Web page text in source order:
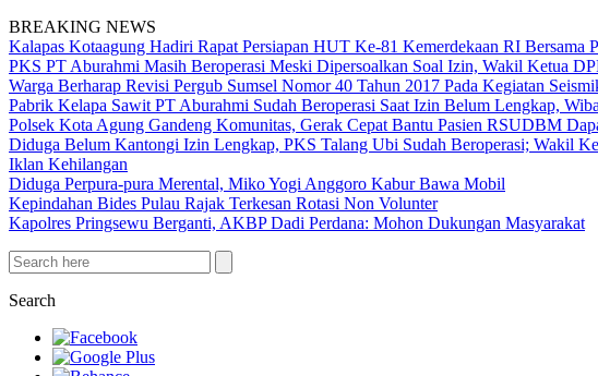
BREAKING NEWS
Kalapas Kotaagung Hadiri Rapat Persiapan HUT Ke-81 Kemerdekaan RI Bersama
PKS PT Aburahmi Masih Beroperasi Meski Dipersoalkan Soal Izin, Wakil Ketua
Warga Berharap Revisi Pergub Sumsel Nomor 40 Tahun 2017 Pada Kegiatan
Pabrik Kelapa Sawit PT Aburahmi Sudah Beroperasi Saat Izin Belum Lengkap,
Polsek Kota Agung Gandeng Komunitas, Gerak Cepat Bantu Pasien RSUDBM
Diduga Belum Kantongi Izin Lengkap, PKS Talang Ubi Sudah Beroperasi; Wakil
Iklan Kehilangan
Diduga Perpura-pura Merental, Miko Yogi Anggoro Kabur Bawa Mobil
Kepindahan Bides Pulau Rajak Terkesan Rotasi Non Volunter
Kapolres Pringsewu Berganti, AKBP Dadi Perdana: Mohon Dukungan Masyarakat
Search